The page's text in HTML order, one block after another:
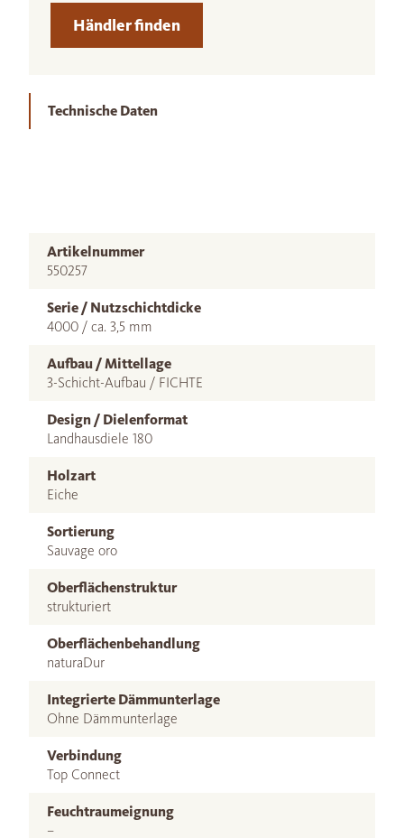
Händler finden
Technische Daten
Artikelnummer
550257
Serie / Nutzschichtdicke
4000 / ca. 3,5 mm
Aufbau / Mittellage
3-Schicht-Aufbau / FICHTE
Design / Dielenformat
Landhausdiele 180
Holzart
Eiche
Sortierung
Sauvage oro
Oberflächenstruktur
strukturiert
Oberflächenbehandlung
naturaDur
Integrierte Dämmunterlage
Ohne Dämmunterlage
Verbindung
Top Connect
Feuchtraumeignung
–